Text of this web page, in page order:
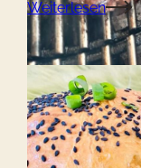
Weiterlesen